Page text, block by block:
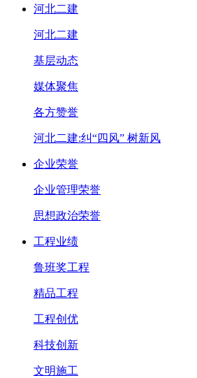
河北二建
河北二建
基层动态
媒体聚焦
各方赞誉
河北二建:纠“四风” 树新风
企业荣誉
企业管理荣誉
思想政治荣誉
工程业绩
鲁班奖工程
精品工程
工程创优
科技创新
文明施工